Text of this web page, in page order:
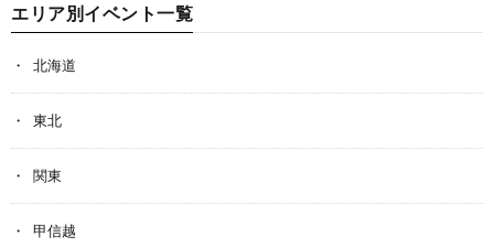
エリア別イベント一覧
北海道
東北
関東
甲信越